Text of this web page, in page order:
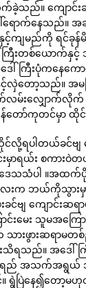
သည်။ ကျောင်းဆင်
ရောက်နေသည်။ အ
ကျမည်ကို ရင်ခုန်
ြီးတစ်ယောက်နှင့်
ကြီးပုံကနေကေ
လှဲတော့သည်။ အမက
လမ်းလျှောက်လို
တော်ကုတင်မှာ ထို
ရပါတယ်ခင်ဗျ က
ာရယ်း စကားဝဲတ
ဒေသသံပါ ။အထ
လေးက ဘယ်ကိုသွားမှ
င်ဗျ ကျောင်းဆရ
င်းမေး သူမအကြေ
းဖွားဆရာမတစ်ဦ
သိရသည်။ အဒေါ်
ပ်ရည် အသက်အရွယ်
င်။ ရွဲပြဲနေ၍တော့